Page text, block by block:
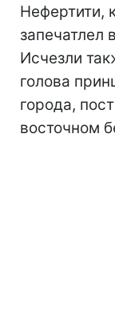
Нефертити,
запечатлел
Исчезли
голова
города,
восточном